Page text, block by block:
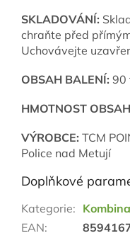
SKLADOVÁNÍ:
chraňte před
Uchovávejte
OBSAH BALENÍ: 90
HMOTNOST
VÝROBCE: TCM
Police nad Metují
Doplňkové
Kategorie:
EAN: